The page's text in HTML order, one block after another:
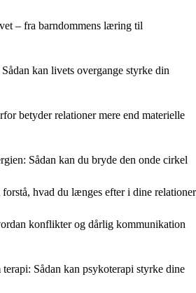
– fra barndommens læring til
kan livets overgange styrke din
betyder relationer mere end materielle
Sådan kan du bryde den onde cirkel
hvad du længes efter i dine relationer
konflikter og dårlig kommunikation
terapi: Sådan kan psykoterapi styrke dine